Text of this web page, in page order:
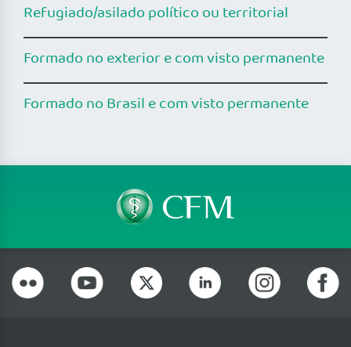
Refugiado/asilado político ou territorial
Formado no exterior e com visto permanente
Formado no Brasil e com visto permanente